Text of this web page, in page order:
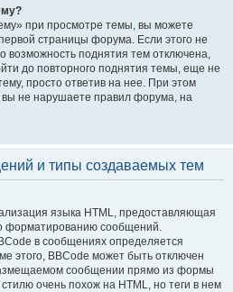
при просмотре темы, вы можете
страницы форума. Если этого не
возможность поднятия тем отключена,
до повторного поднятия темы, еще не
просто ответив на нее. При этом
вы не нарушаете правил форума, на
и типы создаваемых тем
языка HTML, предоставляющая
форматированию сообщений.
в сообщениях определяется
этого, BBCode может быть отключен
сообщении прямо из формы
очень похож на HTML, но теги в нем